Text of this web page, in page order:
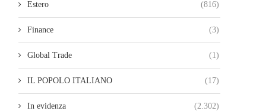
Estero (816)
Finance (3)
Global Trade (1)
IL POPOLO ITALIANO (17)
In evidenza (2.302)